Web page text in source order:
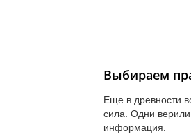
Выбираем
Еще в древности
сила. Одни
информация.